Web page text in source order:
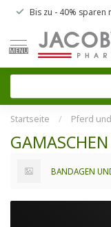
Bis zu - 40% sparen
MENU
Startseite / Pferd
BANDAGEN